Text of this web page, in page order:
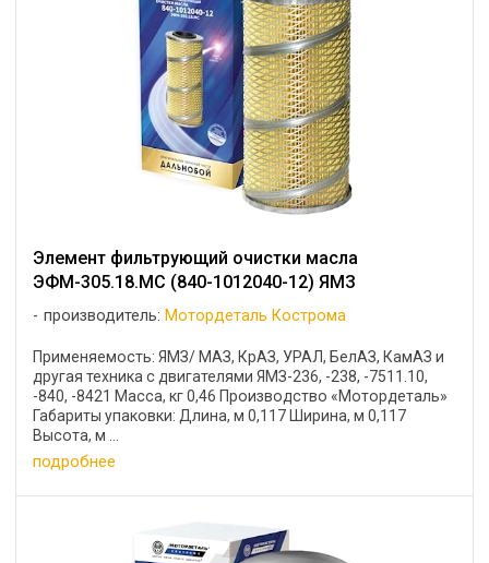
Элемент фильтрующий очистки масла
ЭФМ-305.18.МС (840-1012040-12) ЯМЗ
производитель: Мотордеталь Кострома
Применяемость: ЯМЗ/ МАЗ, КрАЗ, УРАЛ, БелАЗ, КамАЗ и
другая техника с двигателями ЯМЗ-236, -238, -7511.10,
-840, -8421 Масса, кг 0,46 Производство «Мотордеталь»
Габариты упаковки: Длина, м 0,117 Ширина, м 0,117
Высота, м ...
подробнее